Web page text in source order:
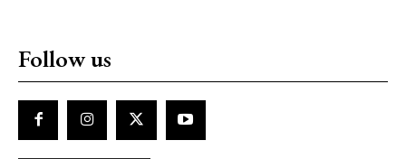
Follow us